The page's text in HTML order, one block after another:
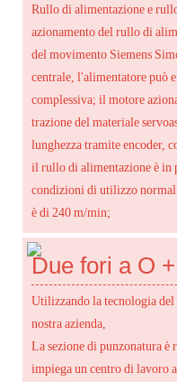
Rullo di alimentazione e
azionamento del rullo di
del movimento Siemens
centrale, l'alimentatore può
complessiva; il motore
trazione del materiale
lunghezza tramite encoder,
il rullo di alimentazione è in
condizioni di utilizzo
è di 240 m/min;
Due fori a O
Utilizzando la tecnologia
nostra azienda,
La sezione di punzonatura è
impiega un centro di lavoro